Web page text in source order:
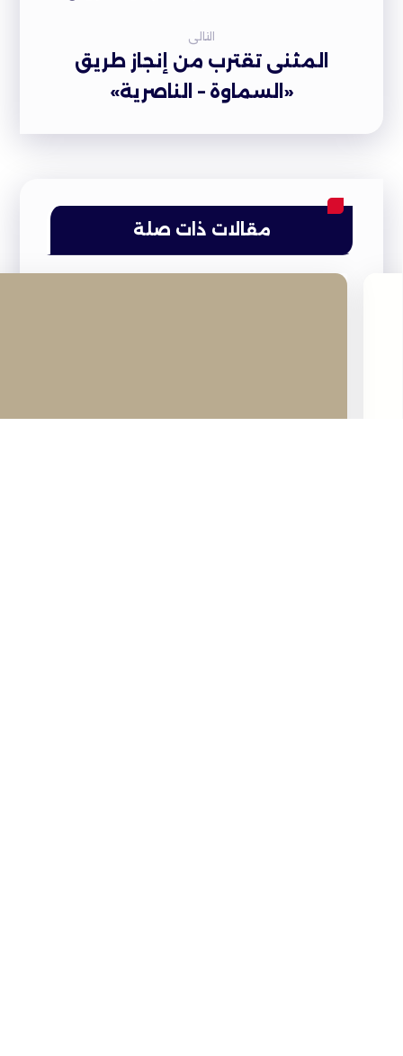
التالى
المثنى تقترب من إنجاز طريق
«السماوة – الناصرية»
مقالات ذات صلة